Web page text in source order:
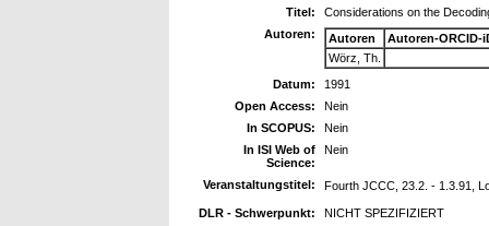
Titel:
Considerations on the
Autoren:
Autoren
Autoren-ORCID-
Wörz, Th.
Datum:
1991
Open Access:
Nein
In SCOPUS:
Nein
In ISI Web of
Science:
Nein
Veranstaltungstitel: Fourth JCCC, 23.2. - 1.3.91,
DLR - Schwerpunkt:
NICHT SPEZIFIZIERT